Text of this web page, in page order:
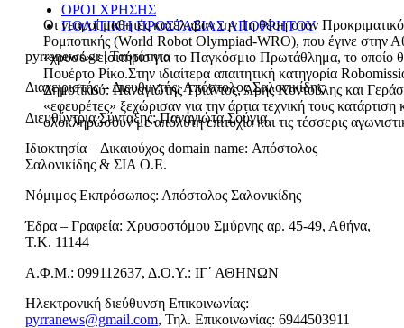
Οι νεαροί μαθητές κατέλαβαν την 1η θέση στον
Ρομποτικής (World Robot Olympiad-WRO), που έγινε στην
«χρυσό» εισιτήριο για το Παγκόσμιο Πρωτάθλημα, το οποίο
Πουέρτο Ρίκο.Στην ιδιαίτερα απαιτητική κατηγορία
Δημοτικού: Παναγιώτης Τριάντος, Άρης Κοντούλης και
«εφευρέτες» ξεχώρισαν για την άρτια τεχνική τους
ολοκληρώσουν με απόλυτη επιτυχία και τις τέσσερις
ΟΡΟΙ ΧΡΗΣΗΣ
ΠΟΛΙΤΙΚΗ ΠΡΟΣΤΑΣΙΑΣ ΑΠΟΡΡΗΤΟΥ
pyrranews.gr | Ταυτότητα
Διαχειριστής – Διευθυντής: Απόστολος Σαλονικίδης
Διευθύντρια Σύνταξης: Παναγιώτα Σούγια
Ιδιοκτησία – Δικαιούχος domain name: Απόστολος
Σαλονικίδης & ΣΙΑ Ο.Ε.
Νόμιμος Εκπρόσωπος: Απόστολος Σαλονικίδης
Έδρα – Γραφεία: Χρυσοστόμου Σμύρνης αρ. 45-49, Αθήνα,
Τ.Κ. 11144
Α.Φ.Μ.: 099112637, Δ.Ο.Υ.: ΙΓ΄ ΑΘΗΝΩΝ
Ηλεκτρονική διεύθυνση Επικοινωνίας:
pyrranews@gmail.com, Τηλ. Επικοινωνίας: 6944503911